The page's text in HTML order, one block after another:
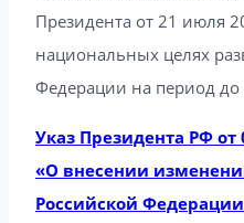
Президента от 21 июля
национальных целях
Федерации на период до
Указ Президента РФ от
«О внесении
Российской